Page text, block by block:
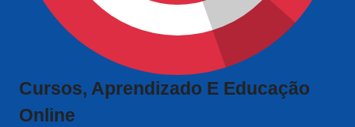
Cursos, Aprendizado E Educação
Online